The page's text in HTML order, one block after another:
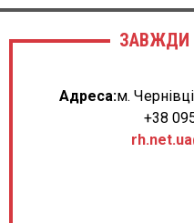
ЗАВЖДИ
Адреса:м.
+38